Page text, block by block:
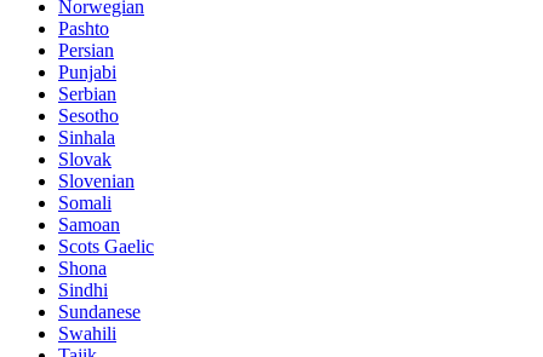
Norwegian
Pashto
Persian
Punjabi
Serbian
Sesotho
Sinhala
Slovak
Slovenian
Somali
Samoan
Scots Gaelic
Shona
Sindhi
Sundanese
Swahili